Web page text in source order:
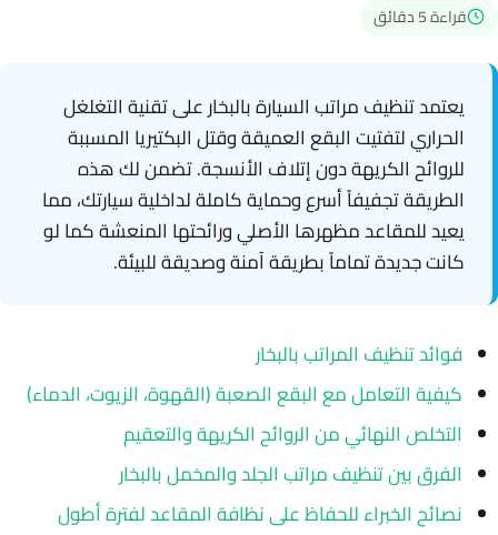
قراءة 5 دقائق
يعتمد تنظيف مراتب السيارة بالبخار على تقنية التغلغل
الحراري لتفتيت البقع العميقة وقتل البكتيريا المسببة
للروائح الكريهة دون إتلاف الأنسجة. تضمن لك هذه
الطريقة تجفيفاً أسرع وحماية كاملة لداخلية سيارتك، مما
يعيد للمقاعد مظهرها الأصلي ورائحتها المنعشة كما لو
كانت جديدة تماماً بطريقة آمنة وصديقة للبيئة.
فوائد تنظيف المراتب بالبخار
كيفية التعامل مع البقع الصعبة (القهوة، الزيوت، الدماء)
التخلص النهائي من الروائح الكريهة والتعقيم
الفرق بين تنظيف مراتب الجلد والمخمل بالبخار
نصائح الخبراء للحفاظ على نظافة المقاعد لفترة أطول